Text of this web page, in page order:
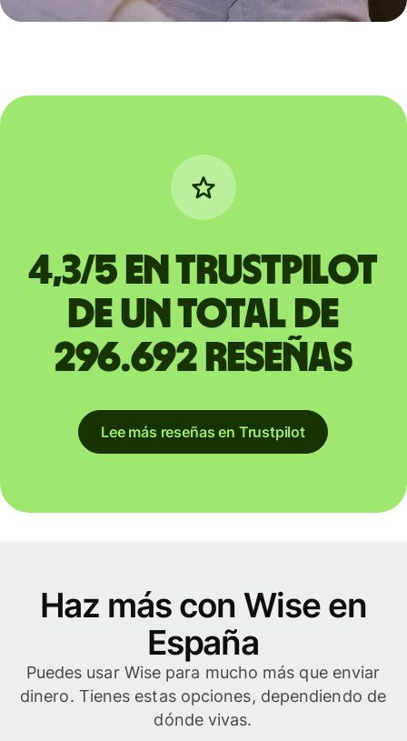
4,3/5 en Trustpilot
de un total de
296.692 reseñas
Lee más reseñas en Trustpilot
Haz más con Wise en
España
Puedes usar Wise para mucho más que enviar
dinero. Tienes estas opciones, dependiendo de
dónde vivas.